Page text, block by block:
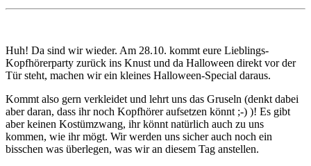
Huh! Da sind wir wieder. Am 28.10. kommt eure Lieblings-
Kopfhörerparty zurück ins Knust und da Halloween direkt vor der
Tür steht, machen wir ein kleines Halloween-Special daraus.
Kommt also gern verkleidet und lehrt uns das Gruseln (denkt dabei
aber daran, dass ihr noch Kopfhörer aufsetzen könnt ;-) )! Es gibt
aber keinen Kostümzwang, ihr könnt natürlich auch zu uns
kommen, wie ihr mögt. Wir werden uns sicher auch noch ein
bisschen was überlegen, was wir an diesem Tag anstellen.